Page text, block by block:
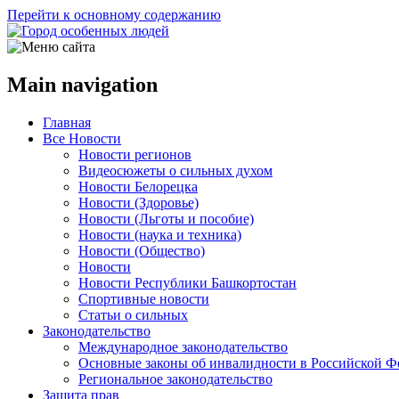
Перейти к основному содержанию
Main navigation
Главная
Все Новости
Новости регионов
Видеосюжеты о сильных духом
Новости Белорецка
Новости (Здоровье)
Новости (Льготы и пособие)
Новости (наука и техника)
Новости (Общество)
Новости
Новости Республики Башкортостан
Спортивные новости
Статьи о сильных
Законодательство
Международное законодательство
Основные законы об инвалидности в Российской
Региональное законодательство
Защита прав